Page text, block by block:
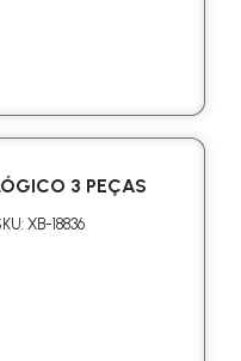
3 PEÇAS
XB-18836